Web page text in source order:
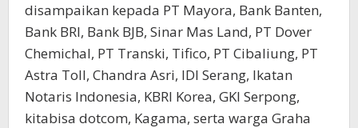
disampaikan kepada PT Mayora, Bank Banten,
Bank BRI, Bank BJB, Sinar Mas Land, PT Dover
Chemichal, PT Transki, Tifico, PT Cibaliung, PT
Astra Toll, Chandra Asri, IDI Serang, Ikatan
Notaris Indonesia, KBRI Korea, GKI Serpong,
kitabisa dotcom, Kagama, serta warga Graha